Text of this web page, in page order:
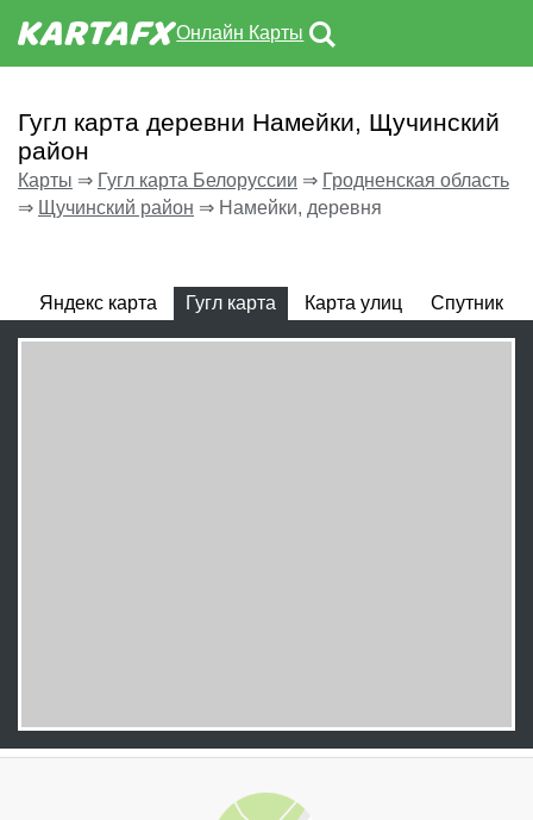
Онлайн Карты
Гугл карта деревни Намейки, Щучинский
район
Карты ⇒ Гугл карта Белоруссии ⇒ Гродненская область
⇒ Щучинский район ⇒ Намейки, деревня
Яндекс карта Гугл карта Карта улиц Спутник